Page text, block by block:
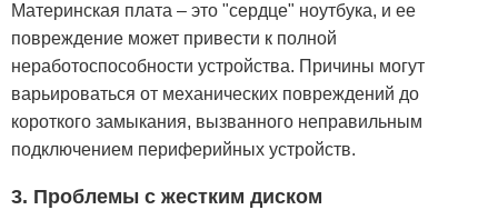
Материнская плата – это "сердце" ноутбука, и ее
повреждение может привести к полной
неработоспособности устройства. Причины могут
варьироваться от механических повреждений до
короткого замыкания, вызванного неправильным
подключением периферийных устройств.
3. Проблемы с жестким диском